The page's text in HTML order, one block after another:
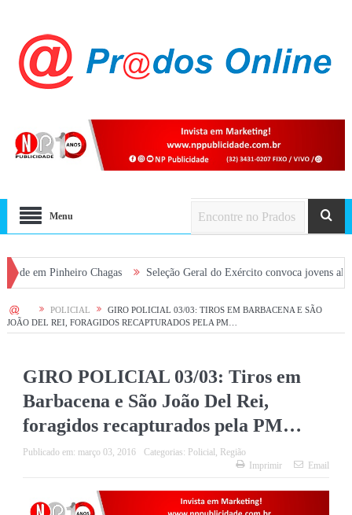
Menu
Chagas Seleção Geral do Exército convoca jovens alistados em
HOME POLICIAL
GIRO POLICIAL 03/03: TIROS EM BARBACENA E SÃO
JOÃO DEL REI, FORAGIDOS RECAPTURADOS PELA PM…
GIRO POLICIAL 03/03: Tiros em
Barbacena e São João Del Rei,
foragidos recapturados pela PM…
Publicado em: março 03, 2016 Categorias: Policial , Região
Imprimir
Email